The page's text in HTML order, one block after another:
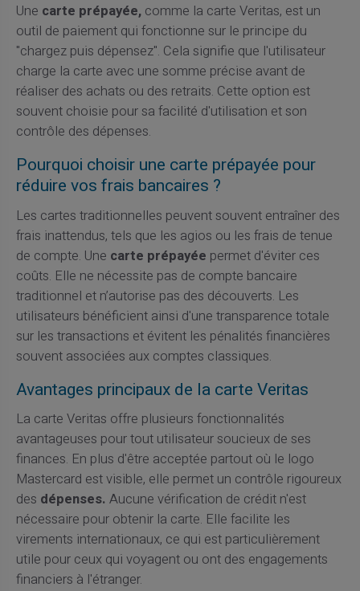
Une carte prépayée,comme la carte Veritas, est un
outil de paiement qui fonctionne sur le principe du
"chargez puis dépensez". Cela signifie que l'utilisateur
charge la carte avec une somme précise avant de
réaliser des achats ou des retraits. Cette option est
souvent choisie pour sa facilité d'utilisation et son
contrôle des dépenses.
Pourquoi choisir une carte prépayée pour
réduire vos frais bancaires ?
Les cartes traditionnelles peuvent souvent entraîner des
frais inattendus, tels que les agios ou les frais de tenue
de compte. Une carte prépayée permet d'éviter ces
coûts. Elle ne nécessite pas de compte bancaire
traditionnel et n’autorise pas des découverts. Les
utilisateurs bénéficient ainsi d'une transparence totale
sur les transactions et évitent les pénalités financières
souvent associées aux comptes classiques.
Avantages principaux de la carte Veritas
La carte Veritas offre plusieurs fonctionnalités
avantageuses pour tout utilisateur soucieux de ses
finances. En plus d'être acceptée partout où le logo
Mastercard est visible, elle permet un contrôle rigoureux
des dépenses. Aucune vérification de crédit n'est
nécessaire pour obtenir la carte. Elle facilite les
virements internationaux, ce qui est particulièrement
utile pour ceux qui voyagent ou ont des engagements
financiers à l'étranger.